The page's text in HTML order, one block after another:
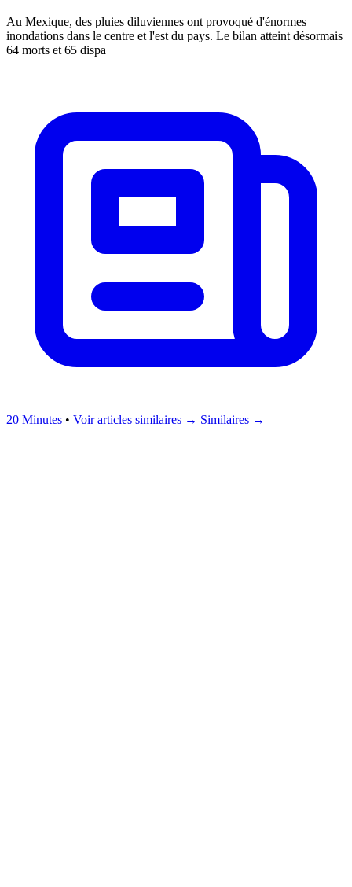
Au Mexique, des pluies diluviennes ont provoqué d'énormes
inondations dans le centre et l'est du pays. Le bilan atteint désormais
64 morts et 65 dispa
20 Minutes • Voir articles similaires → Similaires →